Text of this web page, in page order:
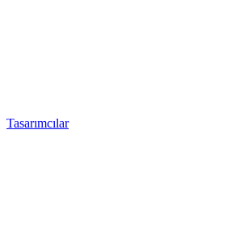
Tasarımcılar